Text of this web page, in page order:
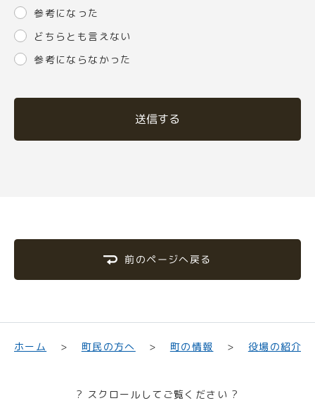
参考になった
どちらとも言えない
参考にならなかった
送信する
前のページへ戻る
ホーム 町民の方へ 町の情報 役場の紹介
? スクロールしてご覧ください ?